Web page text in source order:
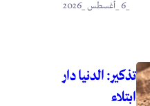
تذكير: الدنيا دار
ابتلاء